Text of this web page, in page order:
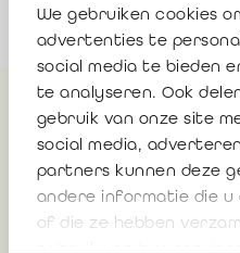
We gebruiken cookies
advertenties te
social media te bieden
te analyseren. Ook
gebruik van onze site
social media,
partners kunnen deze
andere informatie die
of die ze hebben
Plus
Documentation